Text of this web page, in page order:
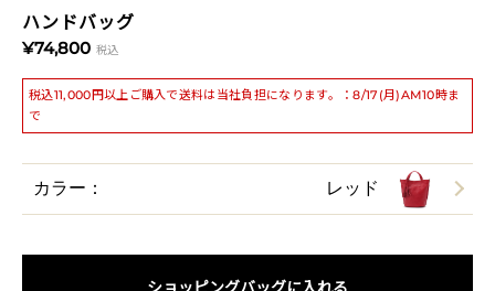
ハンドバッグ
¥74,800 税込
税込11,000円以上ご購入で送料は当社負担になります。：8/17(月)AM10時ま
で
カラー： レッド